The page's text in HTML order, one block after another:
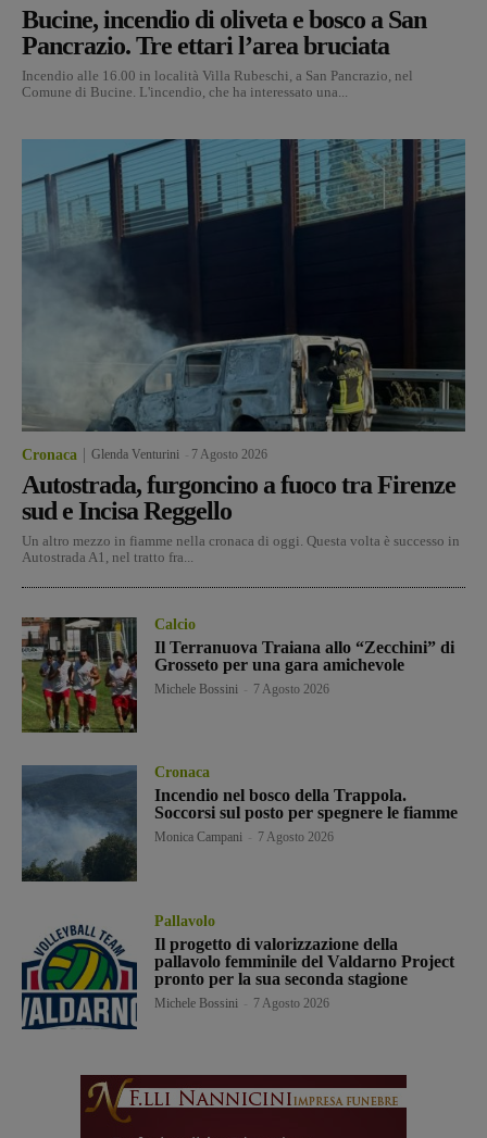
Bucine, incendio di oliveta e bosco a San
Pancrazio. Tre ettari l’area bruciata
Incendio alle 16.00 in località Villa Rubeschi, a San Pancrazio, nel
Comune di Bucine. L'incendio, che ha interessato una...
Cronaca Glenda Venturini 7 Agosto 2026
Autostrada, furgoncino a fuoco tra Firenze
sud e Incisa Reggello
Un altro mezzo in fiamme nella cronaca di oggi. Questa volta è successo in
Autostrada A1, nel tratto fra...
Calcio
Il Terranuova Traiana allo “Zecchini” di
Grosseto per una gara amichevole
Michele Bossini 7 Agosto 2026
Cronaca
Incendio nel bosco della Trappola.
Soccorsi sul posto per spegnere le fiamme
Monica Campani 7 Agosto 2026
Pallavolo
Il progetto di valorizzazione della
pallavolo femminile del Valdarno Project
pronto per la sua seconda stagione
Michele Bossini 7 Agosto 2026